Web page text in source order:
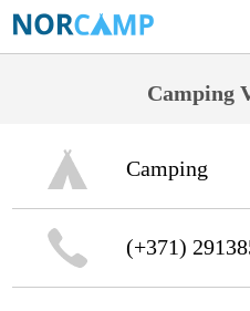
Camping
Camping
(+371)